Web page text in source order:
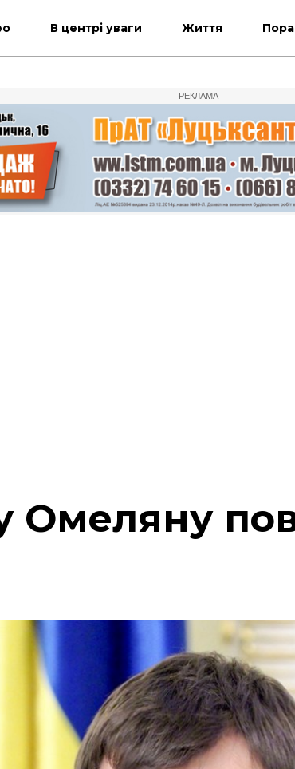
В центрі уваги Життя
РЕКЛАМА
Омеляну